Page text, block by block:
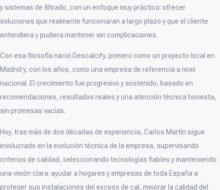
y sistemas de filtrado, con un enfoque muy práctico: ofrecer
soluciones que realmente funcionaran a largo plazo y que el cliente
entendiera y pudiera mantener sin complicaciones.
Con esa filosofía nació Descalcify, primero como un proyecto local en
Madrid y, con los años, como una empresa de referencia a nivel
nacional. El crecimiento fue progresivo y sostenido, basado en
recomendaciones, resultados reales y una atención técnica honesta,
sin promesas vacías.
Hoy, tras más de dos décadas de experiencia, Carlos Martín sigue
involucrado en la evolución técnica de la empresa, supervisando
criterios de calidad, seleccionando tecnologías fiables y manteniendo
una visión clara: ayudar a hogares y empresas de toda España a
proteger sus instalaciones del exceso de cal, mejorar la calidad del